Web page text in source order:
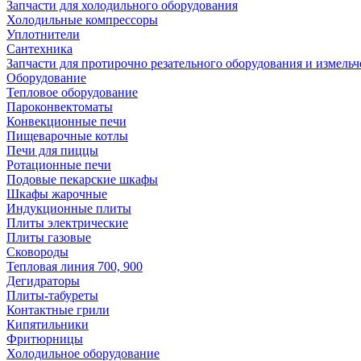
Запчасти для холодильного оборудования
Холодильные компрессоры
Уплотнители
Сантехника
Запчасти для протирочно резательного оборудования и
Оборудование
Тепловое оборудование
Пароконвектоматы
Конвекционные печи
Пищеварочные котлы
Печи для пиццы
Ротационные печи
Подовые пекарские шкафы
Шкафы жарочные
Индукционные плиты
Плиты электрические
Плиты газовые
Сковороды
Тепловая линия 700, 900
Дегидраторы
Плиты-табуреты
Контактные грили
Кипятильники
Фритюрницы
Холодильное оборудование